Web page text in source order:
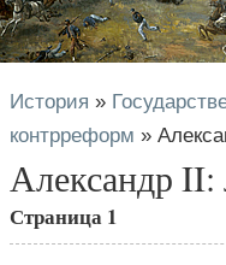
История »
контрреформ »
Александр II:
Страница 1